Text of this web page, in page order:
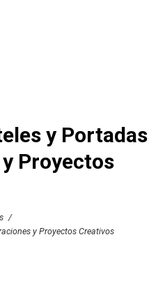
y Portadas
Proyectos
/
y Proyectos Creativos